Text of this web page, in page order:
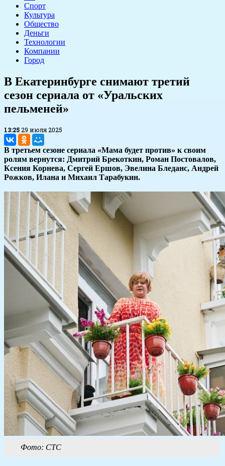
Спорт
Культура
Общество
Деньги
Технологии
Компании
Город
​В Екатеринбурге снимают третий
сезон сериала от «Уральских
пельменей»
13:2529 июля 2025
В третьем сезоне сериала «Мама будет против» к своим
ролям вернутся: Дмитрий Брекоткин, Роман Постовалов,
Ксения Корнева, Сергей Ершов, Эвелина Бледанс, Андрей
Рожков, Илана и Михаил Тарабукин.
Фото: СТС